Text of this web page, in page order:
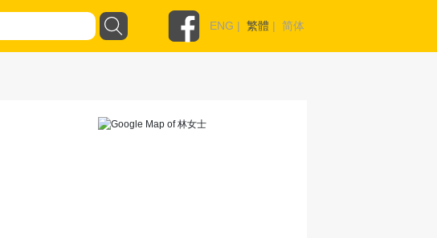
ENG | 繁體 | 简体